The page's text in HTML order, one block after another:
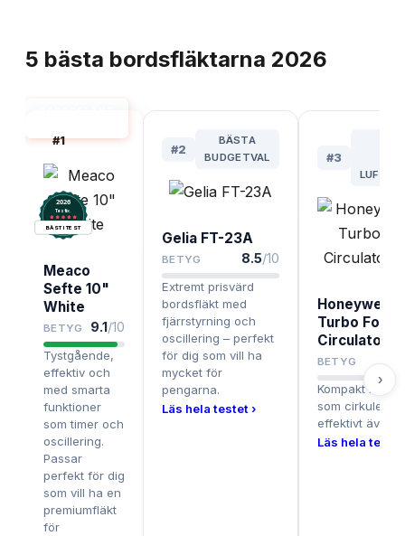
5 bästa bordsfläktarna 2026
#1
2026
Testix.
BÄST I TEST
Meaco
Sefte 10"
White
BETYG 9.1/10
Tystgående,
effektiv och
med smarta
funktioner
som timer och
oscillering.
Passar
perfekt för dig
som vill ha en
premiumfläkt
för
#2
BÄSTA
BUDGETVAL
Gelia FT-23A
BETYG 8.5/10
Extremt prisvärd
bordsfläkt med
fjärrstyrning och
oscillering – perfekt
för dig som vill ha
mycket för
pengarna.
Läs hela testet ›
#3
Honeywell
Turbo
Circulator
BETYG
Kompakt men
som cirkulerar
effektivt även i
Läs hela testet
›